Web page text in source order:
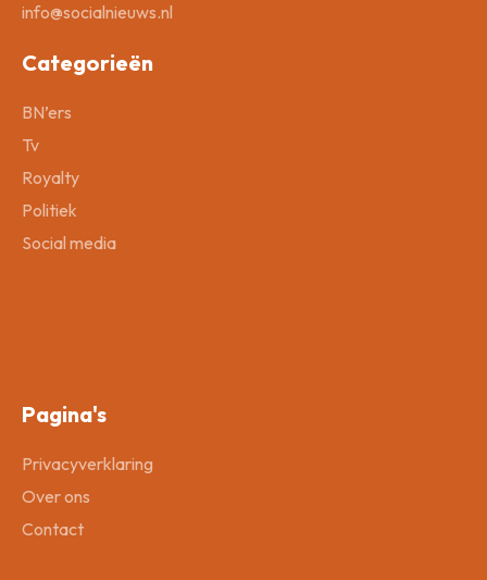
info@socialnieuws.nl
Categorieën
BN’ers
Tv
Royalty
Politiek
Social media
Pagina's
Privacyverklaring
Over ons
Contact